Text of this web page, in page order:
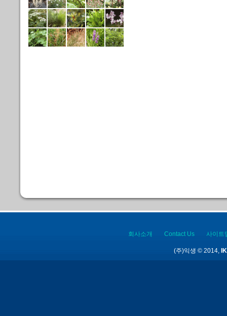
회사소개 Contact Us 사이트
(주)익생 © 2014,